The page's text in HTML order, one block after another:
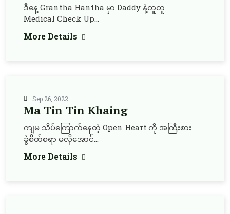
ဒီနေ့ Grantha Hantha မှာ Daddy နဲ့တူတူ
Medical Check Up...
More Details
Sep 26, 2022
Ma Tin Tin Khaing
ကျမ သိပ်ကြောက်နေတဲ့ Open Heart ကို အကြီးစား
ခွဲစိတ်စရာ မလိုအောင်...
More Details